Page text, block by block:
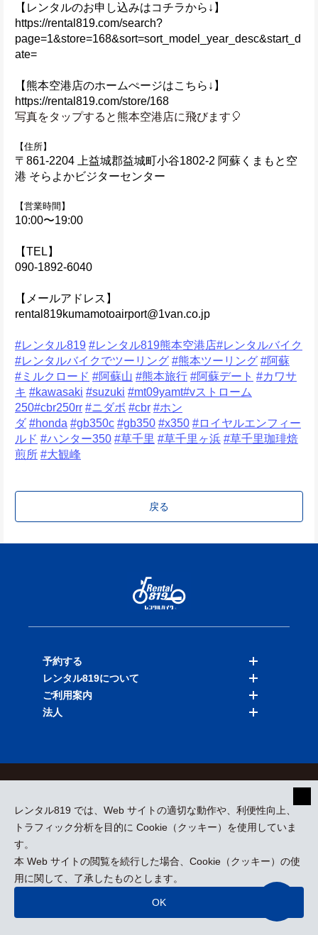
【レンタルのお申し込みはコチラから↓】
https://rental819.com/search?
page=1&store=168&sort=sort_model_year_desc&start_d
ate=
【熊本空港店のホームぺージはこちら↓】
https://rental819.com/store/168
写真をタップすると熊本空港店に飛びます🎈
【住所】
〒861-2204 上益城郡益城町小谷1802-2 阿蘇くまもと空
港 そらよかビジターセンター
【営業時間】
10:00〜19:00
【TEL】
090-1892-6040
【メールアドレス】
rental819kumamotoairport@1van.co.jp
#レンタル819 #レンタル819熊本空港店#レンタルバイク
#レンタルバイクでツーリング #熊本ツーリング #阿蘇
#ミルクロード #阿蘇山 #熊本旅行 #阿蘇デート #カワサ
キ #kawasaki #suzuki #mt09yamt#vストローム
250#cbr250rr #ニダボ #cbr #ホン
ダ #honda #gb350c #gb350 #x350 #ロイヤルエンフィー
ルド #ハンター350 #草千里 #草千里ヶ浜 #草千里珈琲焙
煎所 #大観峰
戻る
レンタル819 では、Web サイトの適切な動作や、利便性向上、
トラフィック分析を目的に Cookie（クッキー）を使用していま
す。
本 Web サイトの閲覧を続行した場合、Cookie（クッキー）の使
用に関して、了承したものとします。
OK
予約する
バイクを探す
店舗を探す
レンタル819について
料金表
ご利用案内
法人
採用情報
プレスリリース
kizuki Rental Service © All Rights Reserved.